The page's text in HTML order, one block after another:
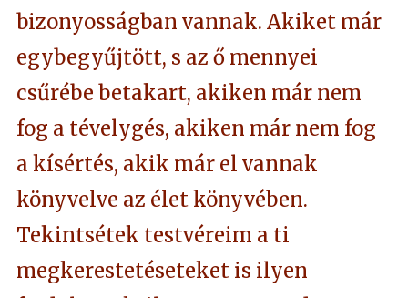
bizonyosságban vannak. Akiket már
egybegyűjtött, s az ő mennyei
csűrébe betakart, akiken már nem
fog a tévelygés, akiken már nem fog
a kísértés, akik már el vannak
könyvelve az élet könyvében.
Tekintsétek testvéreim a ti
megkerestetéseteket is ilyen